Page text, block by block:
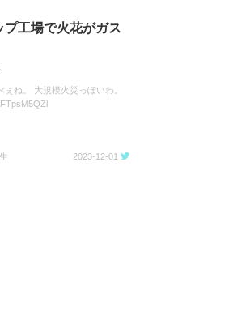
工場で火花がガス
ぇね。 大規模火災っぽいわ。
2023-12-01